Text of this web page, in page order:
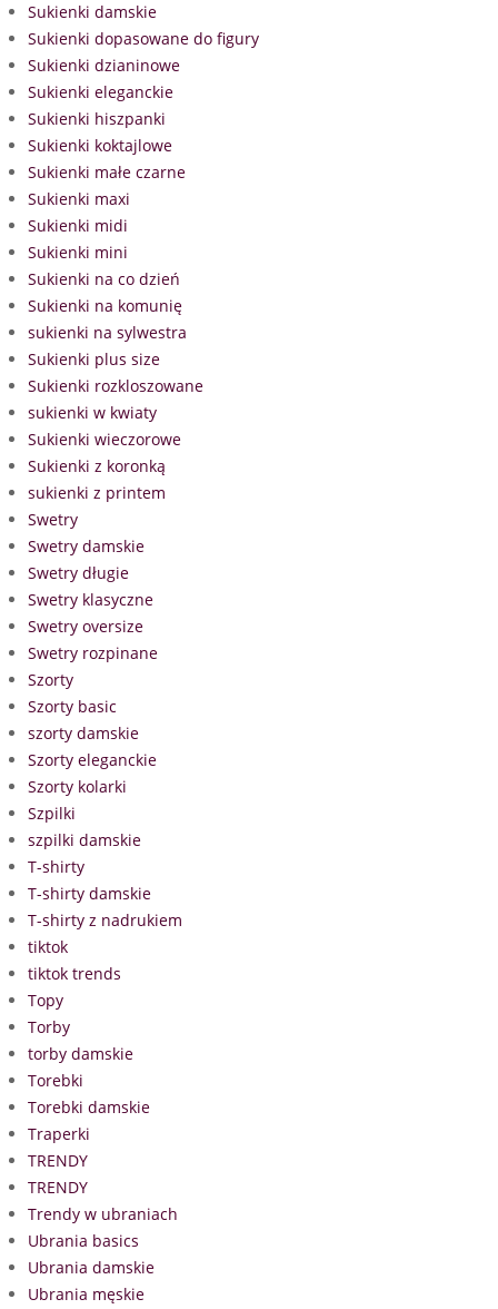
Sukienki damskie
Sukienki dopasowane do figury
Sukienki dzianinowe
Sukienki eleganckie
Sukienki hiszpanki
Sukienki koktajlowe
Sukienki małe czarne
Sukienki maxi
Sukienki midi
Sukienki mini
Sukienki na co dzień
Sukienki na komunię
sukienki na sylwestra
Sukienki plus size
Sukienki rozkloszowane
sukienki w kwiaty
Sukienki wieczorowe
Sukienki z koronką
sukienki z printem
Swetry
Swetry damskie
Swetry długie
Swetry klasyczne
Swetry oversize
Swetry rozpinane
Szorty
Szorty basic
szorty damskie
Szorty eleganckie
Szorty kolarki
Szpilki
szpilki damskie
T-shirty
T-shirty damskie
T-shirty z nadrukiem
tiktok
tiktok trends
Topy
Torby
torby damskie
Torebki
Torebki damskie
Traperki
TRENDY
TRENDY
Trendy w ubraniach
Ubrania basics
Ubrania damskie
Ubrania męskie